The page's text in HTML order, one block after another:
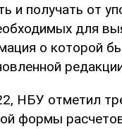
и получать от
для
о которой
НБУ отметил
формы